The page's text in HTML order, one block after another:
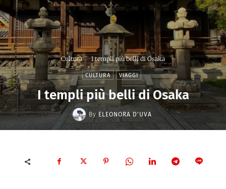
Cultura I templi più belli di Osaka
CULTURA VIAGGI
I templi più belli di Osaka
By ELEONORA D'UVA